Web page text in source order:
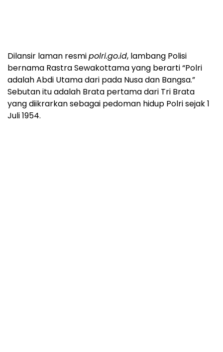
Dilansir laman resmipolri.go.id, lambang Polisi
bernama Rastra Sewakottama yang berarti “Polri
adalah Abdi Utama dari pada Nusa dan Bangsa.”
Sebutan itu adalah Brata pertama dari Tri Brata
yang diikrarkan sebagai pedoman hidup Polri sejak 1
Juli 1954.